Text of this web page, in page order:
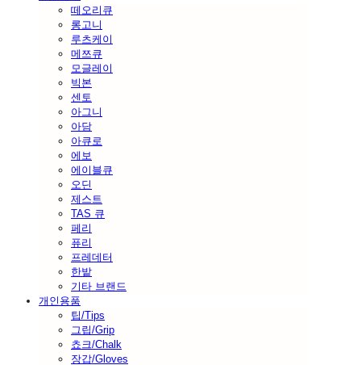
떼오리큐
롱고니
루츠케이
메쯔큐
모글레이
빅본
센토
아그니
아담
아큐로
에보
에이블큐
오딘
제스트
TAS 큐
페리
퓨리
프레데터
한밭
기타 브랜드
개인용품
팁/Tips
그립/Grip
쵸크/Chalk
장갑/Gloves